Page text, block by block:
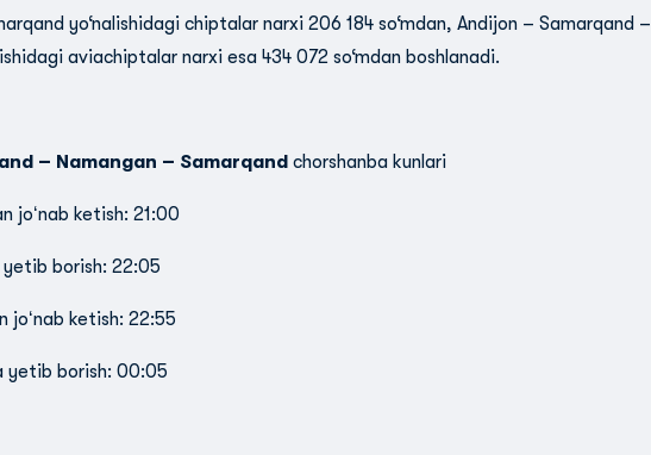
yo‘nalishidagi chiptalar narxi 206 184 so‘mdan, Andijon – Samarqand –
aviachiptalar narxi esa 434 072 so‘mdan boshlanadi.
– Namangan – Samarqand chorshanba kunlari
joʻnab ketish: 21:00
yetib borish: 22:05
joʻnab ketish: 22:55
yetib borish: 00:05